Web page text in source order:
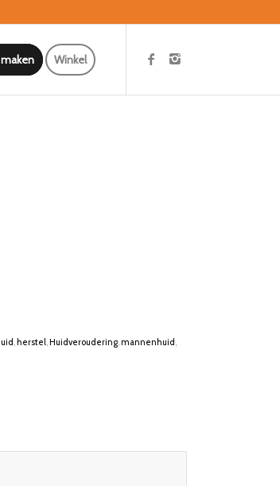
Winkel
,herstel ,Huidveroudering ,mannenhuid